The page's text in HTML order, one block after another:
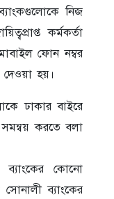
ব্যাংকগুলোকে নিজ
কর্মকর্তা
ফোন নম্বর
দেওয়া হয়।
ঢাকার বাইরে
সমন্বয় করতে বলা
ব্যাংকের কোনো
ব্যাংকের